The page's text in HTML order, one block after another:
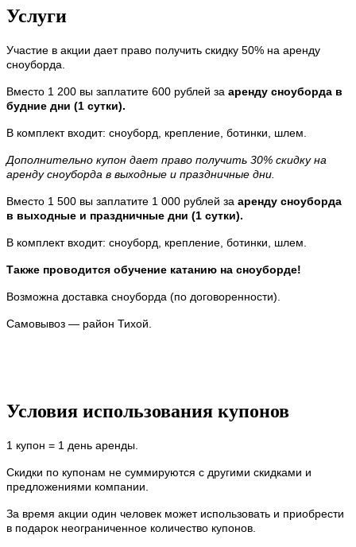
Услуги
Участие в акции дает право получить скидку 50% на аренду
сноуборда.
Вместо 1 200 вы заплатите 600 рублей за аренду сноуборда в
будние дни (1 сутки).
В комплект входит: сноуборд, крепление, ботинки, шлем.
Дополнительно купон дает право получить 30% скидку на
аренду сноуборда в выходные и праздничные дни.
Вместо 1 500 вы заплатите 1 000 рублей за аренду сноуборда
в выходные и праздничные дни (1 сутки).
В комплект входит: сноуборд, крепление, ботинки, шлем.
Также проводится обучение катанию на сноуборде!
Возможна доставка сноуборда (по договоренности).
Самовывоз — район Тихой.
Условия использования купонов
1 купон = 1 день аренды.
Скидки по купонам не суммируются с другими скидками и
предложениями компании.
За время акции один человек может использовать и приобрести
в подарок неограниченное количество купонов.